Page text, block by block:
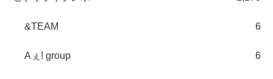
&TEAM 6
Aぇ! group 6